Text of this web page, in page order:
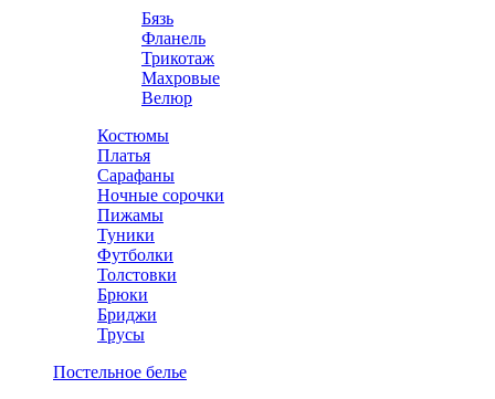
Бязь
Фланель
Трикотаж
Махровые
Велюр
Костюмы
Платья
Сарафаны
Ночные сорочки
Пижамы
Туники
Футболки
Толстовки
Брюки
Бриджи
Трусы
Постельное белье